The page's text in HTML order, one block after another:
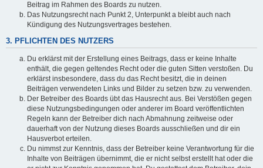
Beitrag im Rahmen des Boards zu nutzen.
Das Nutzungsrecht nach Punkt 2, Unterpunkt a bleibt auch nach
Kündigung des Nutzungsvertrages bestehen.
3. PFLICHTEN DES NUTZERS
Du erklärst mit der Erstellung eines Beitrags, dass er keine Inhalte
enthält, die gegen geltendes Recht oder die guten Sitten verstoßen. Du
erklärst insbesondere, dass du das Recht besitzt, die in deinen
Beiträgen verwendeten Links und Bilder zu setzen bzw. zu verwenden.
Der Betreiber des Boards übt das Hausrecht aus. Bei Verstößen gegen
diese Nutzungsbedingungen oder anderer im Board veröffentlichten
Regeln kann der Betreiber dich nach Abmahnung zeitweise oder
dauerhaft von der Nutzung dieses Boards ausschließen und dir ein
Hausverbot erteilen.
Du nimmst zur Kenntnis, dass der Betreiber keine Verantwortung für die
Inhalte von Beiträgen übernimmt, die er nicht selbst erstellt hat oder die